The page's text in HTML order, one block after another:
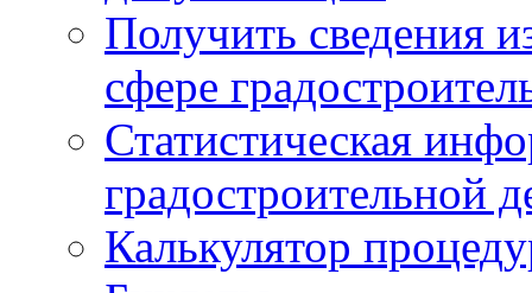
Получить сведения
сфере
Статистическая
градостроительной
Калькулятор